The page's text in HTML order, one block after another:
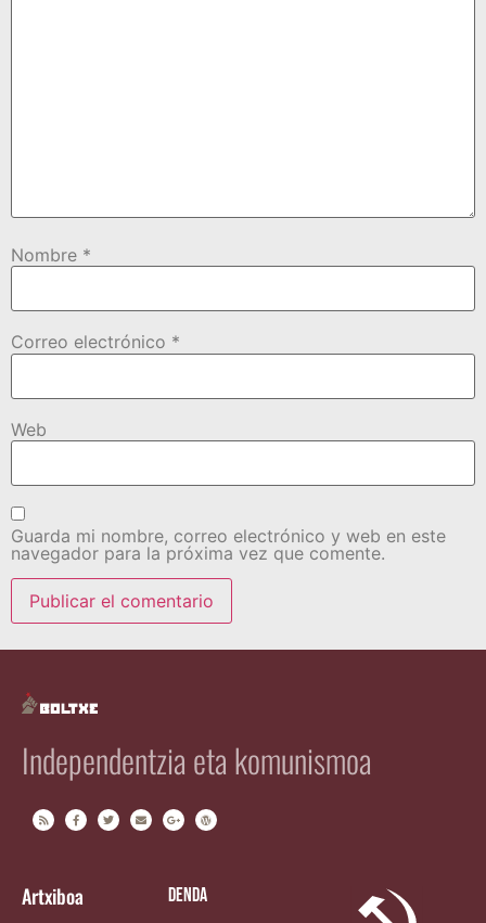
Nombre *
Correo electrónico *
Web
Guarda mi nombre, correo electrónico y web en este
navegador para la próxima vez que comente.
Independentzia eta komunismoa
Artxiboa Denda